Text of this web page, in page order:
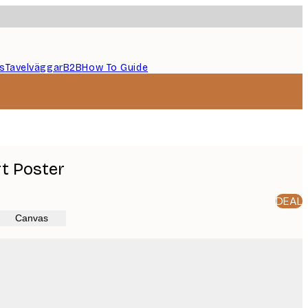
TavelväggarB2BHow To Guide
Poster
DEAL
Canvas